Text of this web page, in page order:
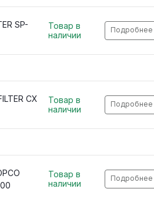
SP-
Товар в
наличии
Подробнее
CX
Товар в
наличии
Подробнее
Товар в
наличии
Подробнее